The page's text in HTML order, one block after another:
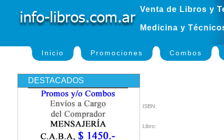
Venta de Libros y
Medicina y
Inicio Promociones Combos
DESTACADOS
ISBN:
Libro: